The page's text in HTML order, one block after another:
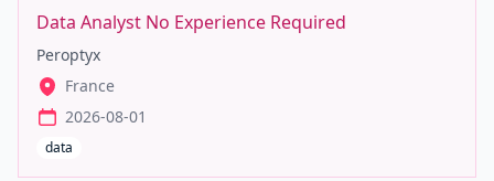
Data Analyst No Experience Required
Peroptyx
France
2026-08-01
data